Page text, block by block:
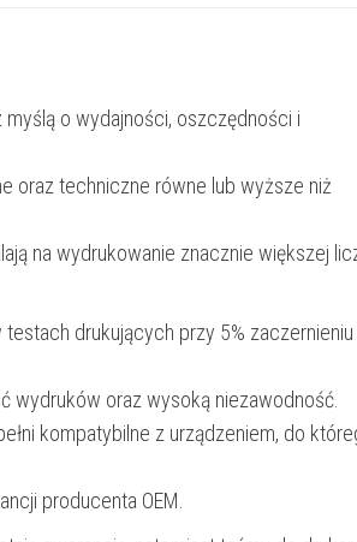
o wydajności, oszczędności i
oraz techniczne równe lub wyższe niż
na wydrukowanie znacznie większej
drukujących przy 5% zaczernieniu
wydruków oraz wysoką niezawodność.
kompatybilne z urządzeniem, do
producenta OEM.